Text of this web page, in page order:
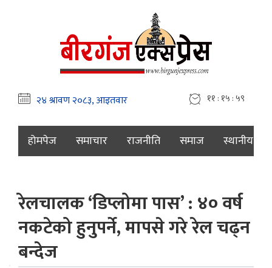
११ : १६ : ००
होमपेज समाचार राजनीति समाज स्थानीय
रेलचालक ‘डिप्लोमा पास’ : ४० वर्ष
नकटेको हुनुपर्ने, मापसे गरे रेल चढ्न
बन्देज